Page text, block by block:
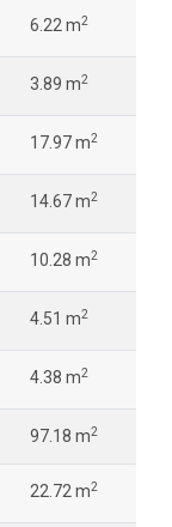
6.22 m2
3.89 m2
17.97 m2
14.67 m2
10.28 m2
4.51 m2
4.38 m2
97.18 m2
22.72 m2